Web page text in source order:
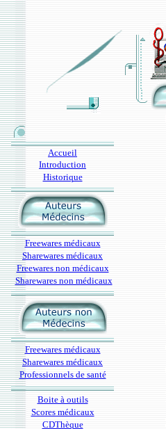
Accueil
Introduction
Historique
Freewares médicaux
Sharewares médicaux
Freewares non médicaux
Sharewares non médicaux
Freewares médicaux
Sharewares médicaux
Professionnels de santé
Boite à outils
Scores médicaux
CDThèque